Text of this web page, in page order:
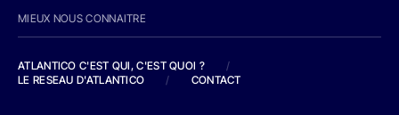
MIEUX NOUS CONNAITRE
ATLANTICO C'EST QUI, C'EST QUOI ?
/
LE RESEAU D'ATLANTICO
/ CONTACT